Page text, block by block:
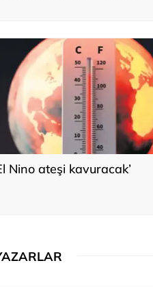
Nino ateşi kavuracak’